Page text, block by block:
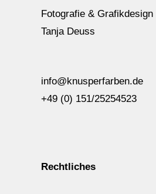
Fotografie & Grafikdesign
Tanja Deuss
info@knusperfarben.de
+49 (0) 151/25254523
Rechtliches